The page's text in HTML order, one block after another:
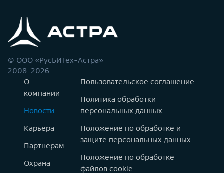
© ООО «РусБИТех-Астра»
2008-2026
О
компании
Новости
Карьера
Партнерам
Охрана
Пользовательское соглашение
Политика обработки
персональных данных
Положение по обработке и
защите персональных данных
Положение по обработке
файлов cookie